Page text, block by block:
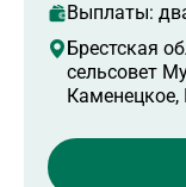
Выплаты:
Брестская
сельсовет
Каменецкое,